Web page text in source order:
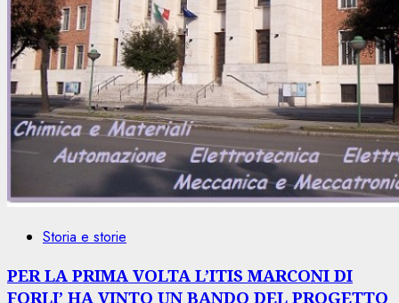
Storia e storie
PER LA PRIMA VOLTA L’ITIS MARCONI DI
FORLI’ HA VINTO UN BANDO DEL PROGETTO